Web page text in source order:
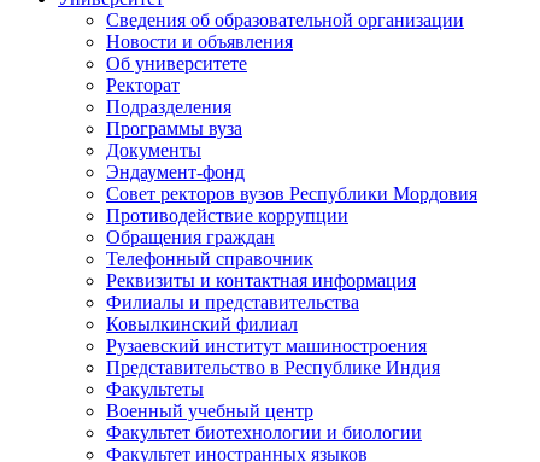
Сведения об образовательной организации
Новости и объявления
Об университете
Ректорат
Подразделения
Программы вуза
Документы
Эндаумент-фонд
Совет ректоров вузов Республики Мордовия
Противодействие коррупции
Обращения граждан
Телефонный справочник
Реквизиты и контактная информация
Филиалы и представительства
Ковылкинский филиал
Рузаевский институт машиностроения
Представительство в Республике Индия
Факультеты
Военный учебный центр
Факультет биотехнологии и биологии
Факультет иностранных языков